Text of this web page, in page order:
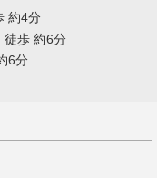
約4分
徒歩 約6分
6分